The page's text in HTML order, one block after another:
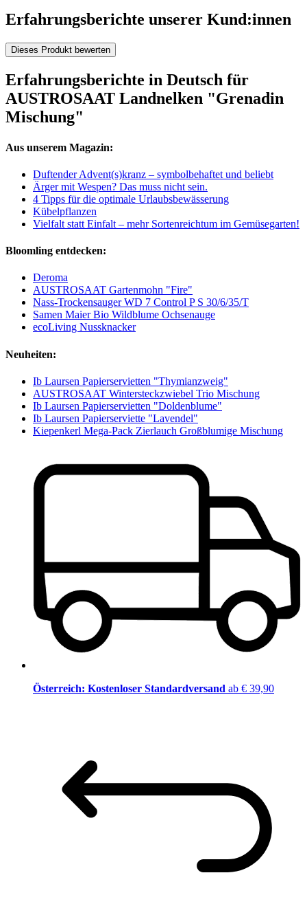
Erfahrungsberichte unserer Kund:innen
Dieses Produkt bewerten
Erfahrungsberichte in Deutsch für
AUSTROSAAT Landnelken "Grenadin
Mischung"
Aus unserem Magazin:
Duftender Advent(s)kranz – symbolbehaftet und beliebt
Ärger mit Wespen? Das muss nicht sein.
4 Tipps für die optimale Urlaubsbewässerung
Kübelpflanzen
Vielfalt statt Einfalt – mehr Sortenreichtum im Gemüsegarten!
Bloomling entdecken:
Deroma
AUSTROSAAT Gartenmohn "Fire"
Nass-Trockensauger WD 7 Control P S 30/6/35/T
Samen Maier Bio Wildblume Ochsenauge
ecoLiving Nussknacker
Neuheiten:
Ib Laursen Papierservietten "Thymianzweig"
AUSTROSAAT Wintersteckzwiebel Trio Mischung
Ib Laursen Papierservietten "Doldenblume"
Ib Laursen Papierserviette "Lavendel"
Kiepenkerl Mega-Pack Zierlauch Großblumige Mischung
Österreich: Kostenloser Standardversand ab € 39,90